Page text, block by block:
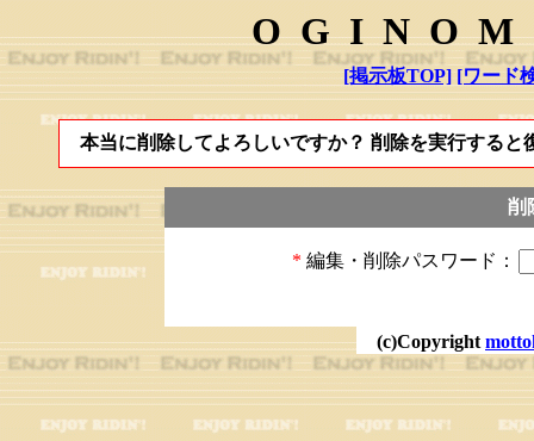
[掲示板TOP] [ワード
本当に削除してよろしいですか？ 削除を実行する
削
* 編集・削除パスワード：
(c)Copyright